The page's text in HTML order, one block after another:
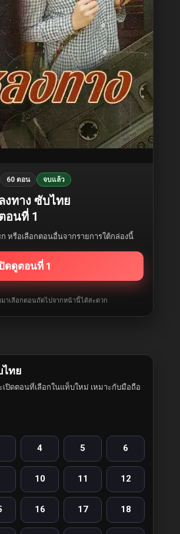
60 ตอน จบแล้ว
งทาง ซับไทย
อนที่ 1
หรือเลือกตอนอื่นจากรายการใต้กล่องนี้
ดดูตอนที่ 1
มาเลือกตอนถัดไปจากหน้านี้ได้สะดวก
ไทย
ปิดตอนที่เลือกในแท็บใหม่ เหมาะกับมือถือ
4 5 6
10 11 12
16 17 18